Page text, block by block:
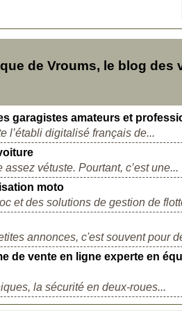
de Vroums, le blog des
garagistes amateurs et
l’établi digitalisé français de...
vétuste. Pourtant, c’est une...
moto
et des solutions de gestion de
annonces, c'est souvent pour
de vente en ligne experte en
la sécurité en deux-roues...